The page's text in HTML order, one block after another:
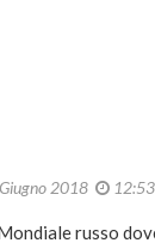
2018 12:53
russo